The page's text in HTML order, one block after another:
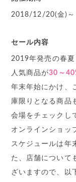
2018/12/20(金)～
セール内容
2019年発売の春夏
人気商品が30～
年末年始にかけ、
庫限りとなる商品
会場をチェックし
オンラインショッ
スケジュールは年
た、店舗について
ざいますので、以